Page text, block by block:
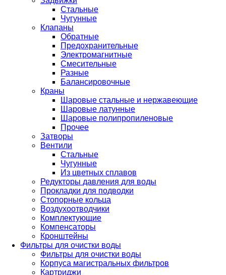
Стальные
Чугунные
Клапаны
Обратные
Предохранительные
Электромагнитные
Смесительные
Разные
Балансировочные
Краны
Шаровые стальные и нержавеющие
Шаровые латунные
Шаровые полипропиленовые
Прочее
Затворы
Вентили
Стальные
Чугунные
Из цветных сплавов
Редукторы давления для воды
Прокладки для подводки
Стопорные кольца
Воздухоотводчики
Комплектующие
Компенсаторы
Кронштейны
Фильтры для очистки воды
Фильтры для очистки воды
Корпуса магистральных фильтров
Картриджи